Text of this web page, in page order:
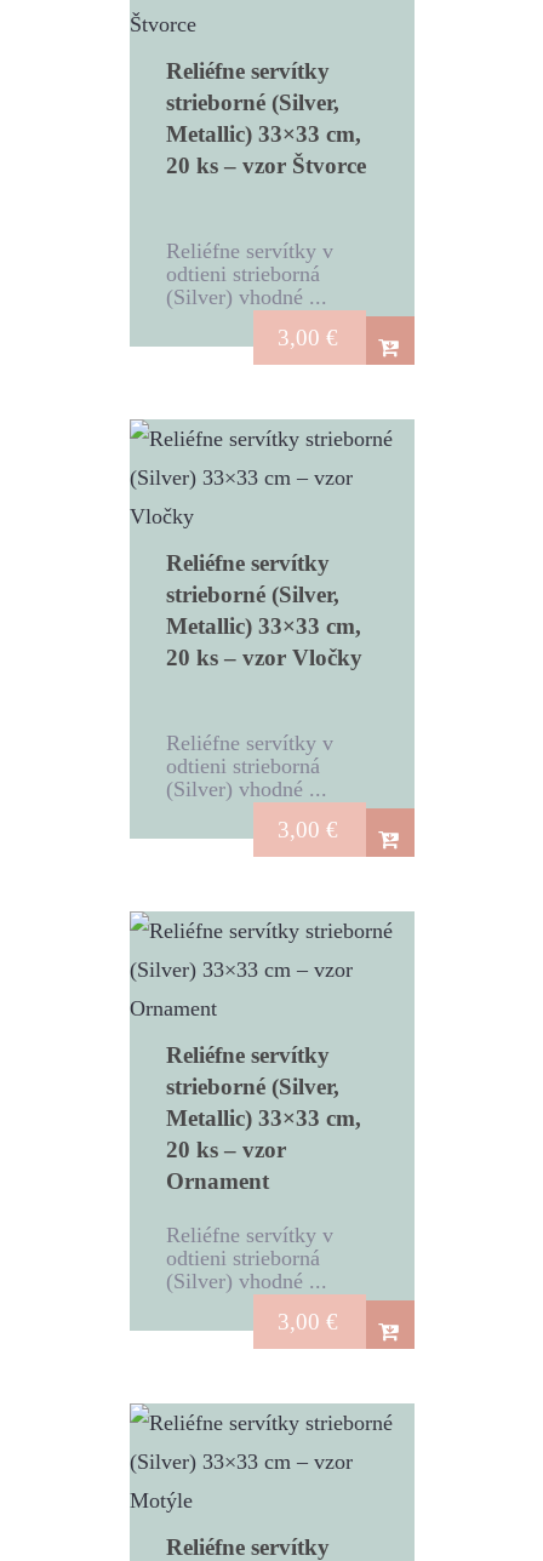
Reliéfne servítky
strieborné (Silver,
Metallic) 33×33 cm,
20 ks – vzor Štvorce
Reliéfne servítky v
odtieni strieborná
(Silver) vhodné ...
3,00 €
Reliéfne servítky
strieborné (Silver,
Metallic) 33×33 cm,
20 ks – vzor Vločky
Reliéfne servítky v
odtieni strieborná
(Silver) vhodné ...
3,00 €
Reliéfne servítky
strieborné (Silver,
Metallic) 33×33 cm,
20 ks – vzor
Ornament
Reliéfne servítky v
odtieni strieborná
(Silver) vhodné ...
3,00 €
Reliéfne servítky